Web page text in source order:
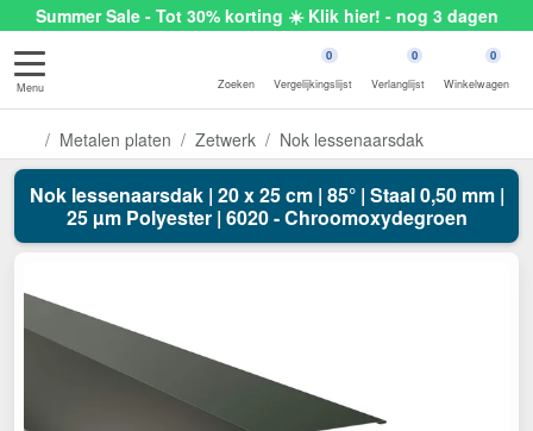
Summer Sale - Tot 30% korting ☀️ Klik hier! - nog 3 dagen
Menu Zoeken
0
Vergelijkingslijst
0
Verlanglijst
0
Winkelwagen
Metalen platen Zetwerk Nok lessenaarsdak
Nok lessenaarsdak | 20 x 25 cm | 85° | Staal 0,50 mm |
25 µm Polyester | 6020 - Chroomoxydegroen